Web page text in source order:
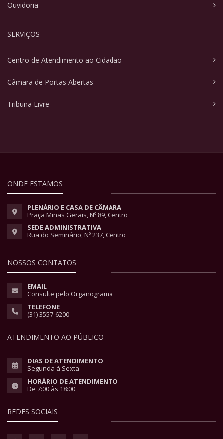
Ouvidoria
SERVIÇOS
Centro de Atendimento ao Cidadão
Câmara de Portas Abertas
Tribuna Livre
ONDE ESTAMOS
PLENÁRIO E CASA DE CÂMARA
Praça Minas Gerais, Nº 89, Centro
SEDE ADMINISTRATIVA
Rua do Seminário, Nº 237, Centro
NOSSOS CONTATOS
EMAIL
Consulte pelo Organograma
TELEFONE
(31) 3557-6200
ATENDIMENTO AO PÚBLICO
DIAS DE ATENDIMENTO
Segunda à Sexta
HORÁRIO DE ATENDIMENTO
De 7:00 às 18:00
REDES SOCIAIS